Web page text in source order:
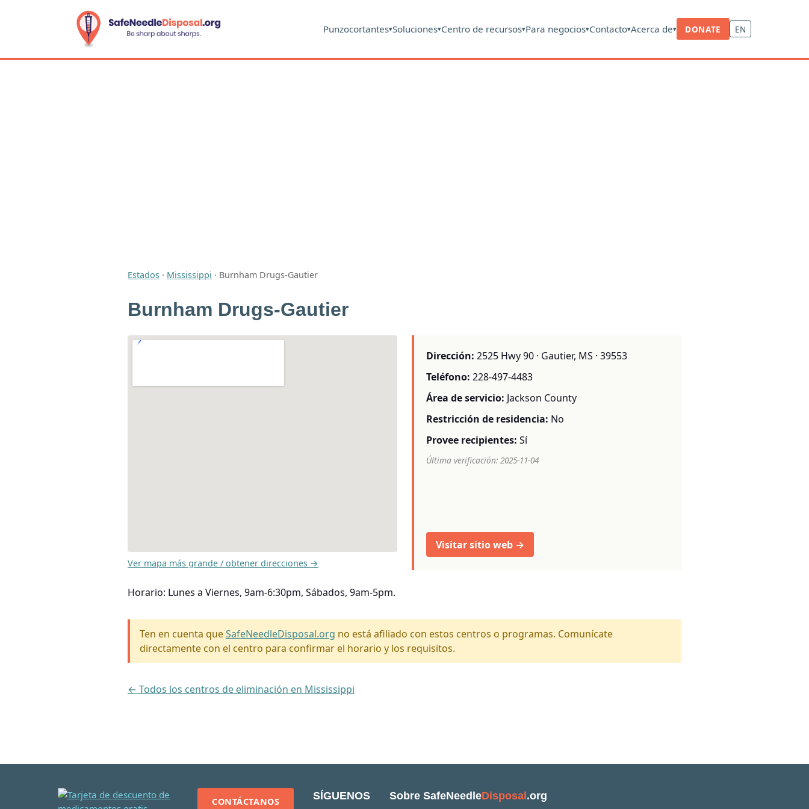
Punzocortantes▾Soluciones▾Centro de recursos▾Para negocios▾Contacto▾Acerca de▾ DONATE EN
Estados · Mississippi · Burnham Drugs-Gautier
Burnham Drugs-Gautier
Ver mapa más grande / obtener direcciones →
Dirección: 2525 Hwy 90 · Gautier, MS · 39553
Teléfono: 228-497-4483
Área de servicio: Jackson County
Restricción de residencia: No
Provee recipientes: Sí
Última verificación: 2025-11-04
Visitar sitio web →
Horario: Lunes a Viernes, 9am-6:30pm, Sábados, 9am-5pm.
Ten en cuenta queSafeNeedleDisposal.org no está afiliado con estos centros o programas. Comunícate
directamente con el centro para confirmar el horario y los requisitos.
← Todos los centros de eliminación en Mississippi
CONTÁCTANOS SÍGUENOS Sobre SafeNeedleDisposal.org